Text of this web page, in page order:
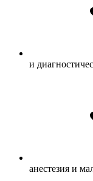
и
анестезия и